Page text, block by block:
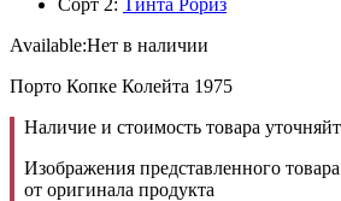
Available:Нет в наличии
Порто Копке Колейта 1975
Наличие и стоимость товара
Изображения представленного
от оригинала продукта